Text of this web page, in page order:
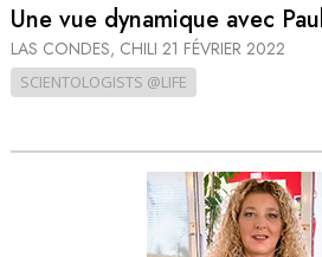
Une vue dynamique avec
LAS CONDES, CHILI 21 FÉVRIER 2022
SCIENTOLOGISTS @LIFE